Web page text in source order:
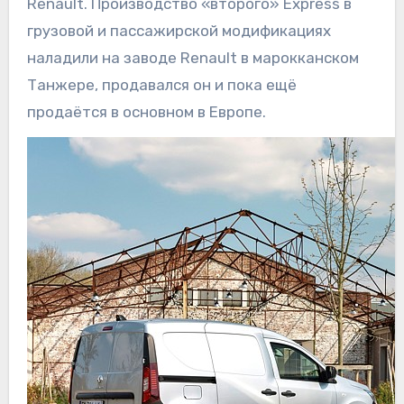
грузовой и пассажирской модификациях
наладили на заводе Renault в марокканском
Танжере, продавался он и пока ещё
продаётся в основном в Европе.